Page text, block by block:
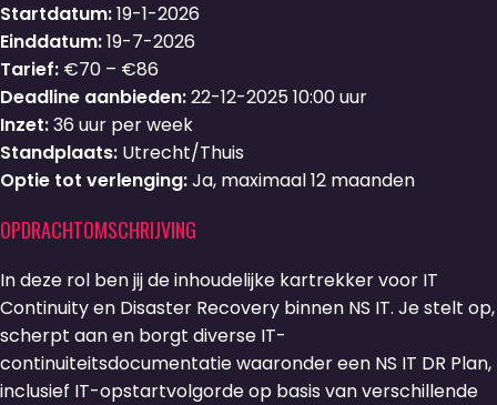
Startdatum:19-1-2026
Einddatum:19-7-2026
Tarief: €70 – €86
Deadline aanbieden:22-12-2025 10:00 uur
Inzet:36 uur per week
Standplaats: Utrecht/Thuis
Optie tot verlenging:Ja, maximaal 12 maanden
OPDRACHTOMSCHRIJVING
In deze rol ben jij de inhoudelijke kartrekker voor IT
Continuity en Disaster Recovery binnen NS IT. Je stelt op,
scherpt aan en borgt diverse IT-
continuiteitsdocumentatie waaronder een NS IT DR Plan,
inclusief IT-opstartvolgorde op basis van verschillende